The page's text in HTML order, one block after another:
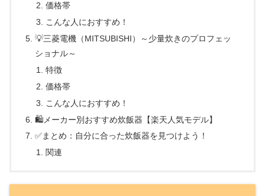
価格帯
こんな人におすすめ！
💡三菱電機（MITSUBISHI）～少量炊きのプロフェッ
ショナル～
特徴
価格帯
こんな人におすすめ！
🛍️メーカー別おすすめ炊飯器【楽天人気モデル】
✅まとめ：自分に合った炊飯器を見つけよう！
関連